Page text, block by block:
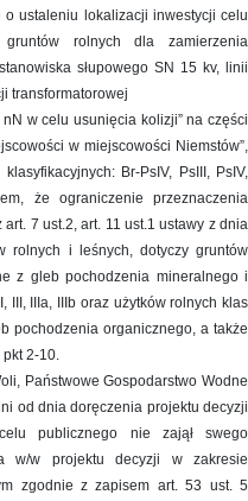
o ustaleniu lokalizacji inwestycji celu
rolnych dla zamierzenia
słupowego SN 15 kv, linii
transformatorowej
w celu usunięcia kolizji” na części
w miejscowości Niemstów”,
Br-PsIV, PsIII, PsIV,
że ograniczenie przeznaczenia
7 ust.2, art. 11 ust.1 ustawy z dnia
rolnych i leśnych, dotyczy gruntów
z gleb pochodzenia mineralnego i
III, IIIa, IIIb oraz użytków rolnych klas
pochodzenia organicznego, a także
2-10.
Państwowe Gospodarstwo Wodne
od dnia doręczenia projektu decyzji
publicznego nie zajął swego
w/w projektu decyzji w zakresie
zgodnie z zapisem art. 53 ust. 5